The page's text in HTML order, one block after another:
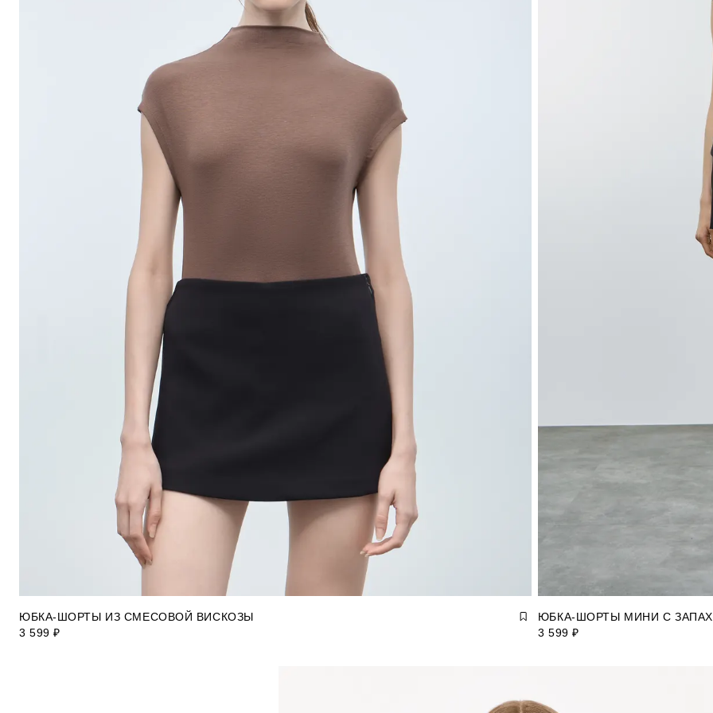
ЮБКА-ШОРТЫ ИЗ СМЕСОВОЙ ВИСКОЗЫ
3 599 ₽
ЮБКА-ШОРТЫ МИНИ С
3 599 ₽